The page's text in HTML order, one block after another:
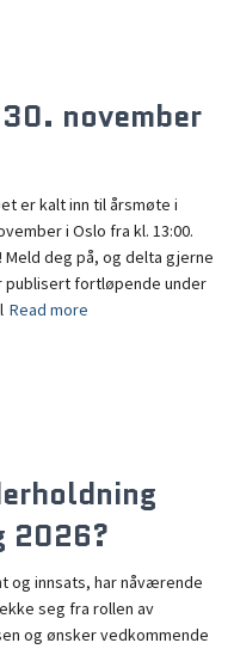
november
er kalt inn til årsmøte i
i Oslo fra kl. 13:00.
Meld deg på, og delta gjerne
publisert fortløpende under
Read more
2026?
og innsats, har nåværende
seg fra rollen av
og ønsker vedkommende